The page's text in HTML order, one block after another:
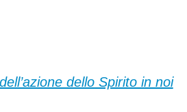
dello Spirito in noi